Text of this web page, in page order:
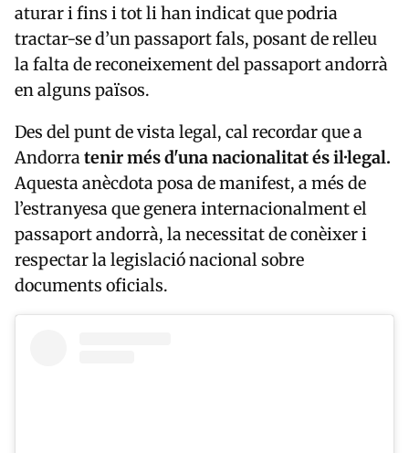
aturar i fins i tot li han indicat que podria
tractar-se d’un passaport fals, posant de relleu
la falta de reconeixement del passaport andorrà
en alguns països.
Des del punt de vista legal, cal recordar que a
Andorratenir més d'una nacionalitat és il·legal.
Aquesta anècdota posa de manifest, a més de
l’estranyesa que genera internacionalment el
passaport andorrà, la necessitat de conèixer i
respectar la legislació nacional sobre
documents oficials.